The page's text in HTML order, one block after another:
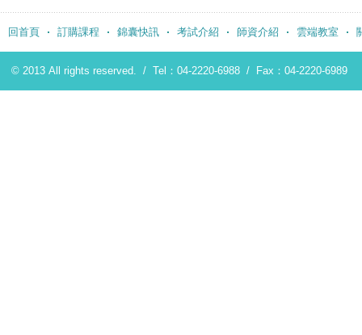
回首頁 訂購課程 錦囊快訊 考試介紹 師資介紹 雲端教室
© 2013 All rights reserved. / Tel：04-2220-6988 / Fax：04-2220-6989